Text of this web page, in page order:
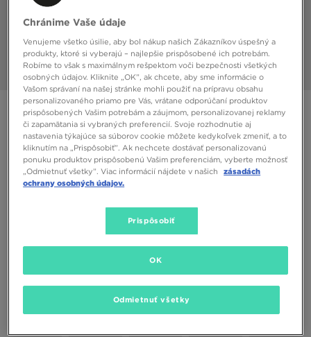
ONLY AT JD
ADIDAS OZWEEGO KNIT
79,00 €
Vybrať veľkosť
EU US
35 1/3 36 36 2/3 37 1/3 38
Chránime Vaše údaje
Venujeme všetko úsilie, aby bol nákup našich Zákazníkov úspešný a
produkty, ktoré si vyberajú – najlepšie prispôsobené ich potrebám.
Robíme to však s maximálnym rešpektom voči bezpečnosti všetkých
osobných údajov. Kliknite „OK”, ak chcete, aby sme informácie o
Vašom správaní na našej stránke mohli použiť na prípravu obsahu
personalizovaného priamo pre Vás, vrátane odporúčaní produktov
prispôsobených Vašim potrebám a záujmom, personalizovanej reklamy
či zapamätania si vybraných preferencií. Svoje rozhodnutie aj
nastavenia týkajúce sa súborov cookie môžete kedykoľvek zmeniť, a to
kliknutím na „Prispôsobiť”. Ak nechcete dostávať personalizovanú
ponuku produktov prispôsobenú Vašim preferenciám, vyberte možnosť
„Odmietnuť všetky”. Viac informácií nájdete v našich
zásadách
ochrany osobných údajov.
Prispôsobiť
Odmietnuť všetky
OK